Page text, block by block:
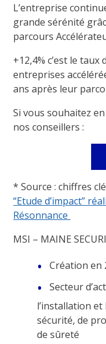
L’entreprise
grande sérénité
parcours
+12,4% c’est le
entreprises
ans après leur
Si vous souhaitez
nos conseillers :
* Source : chiffres
“Etude d’impact”
Résonnance
MSI – MAINE
Création en
Secteur
l’installation
sécurité, de
de sûreté